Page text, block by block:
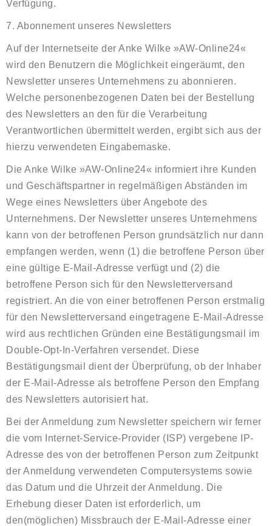
Verfügung.
7. Abonnement unseres Newsletters
Auf der Internetseite der Anke Wilke »AW-Online24«
wird den Benutzern die Möglichkeit eingeräumt, den
Newsletter unseres Unternehmens zu abonnieren.
Welche personenbezogenen Daten bei der Bestellung
des Newsletters an den für die Verarbeitung
Verantwortlichen übermittelt werden, ergibt sich aus der
hierzu verwendeten Eingabemaske.
Die Anke Wilke »AW-Online24« informiert ihre Kunden
und Geschäftspartner in regelmäßigen Abständen im
Wege eines Newsletters über Angebote des
Unternehmens. Der Newsletter unseres Unternehmens
kann von der betroffenen Person grundsätzlich nur dann
empfangen werden, wenn (1) die betroffene Person über
eine gültige E-Mail-Adresse verfügt und (2) die
betroffene Person sich für den Newsletterversand
registriert. An die von einer betroffenen Person erstmalig
für den Newsletterversand eingetragene E-Mail-Adresse
wird aus rechtlichen Gründen eine Bestätigungsmail im
Double-Opt-In-Verfahren versendet. Diese
Bestätigungsmail dient der Überprüfung, ob der Inhaber
der E-Mail-Adresse als betroffene Person den Empfang
des Newsletters autorisiert hat.
Bei der Anmeldung zum Newsletter speichern wir ferner
die vom Internet-Service-Provider (ISP) vergebene IP-
Adresse des von der betroffenen Person zum Zeitpunkt
der Anmeldung verwendeten Computersystems sowie
das Datum und die Uhrzeit der Anmeldung. Die
Erhebung dieser Daten ist erforderlich, um
den(möglichen) Missbrauch der E-Mail-Adresse einer